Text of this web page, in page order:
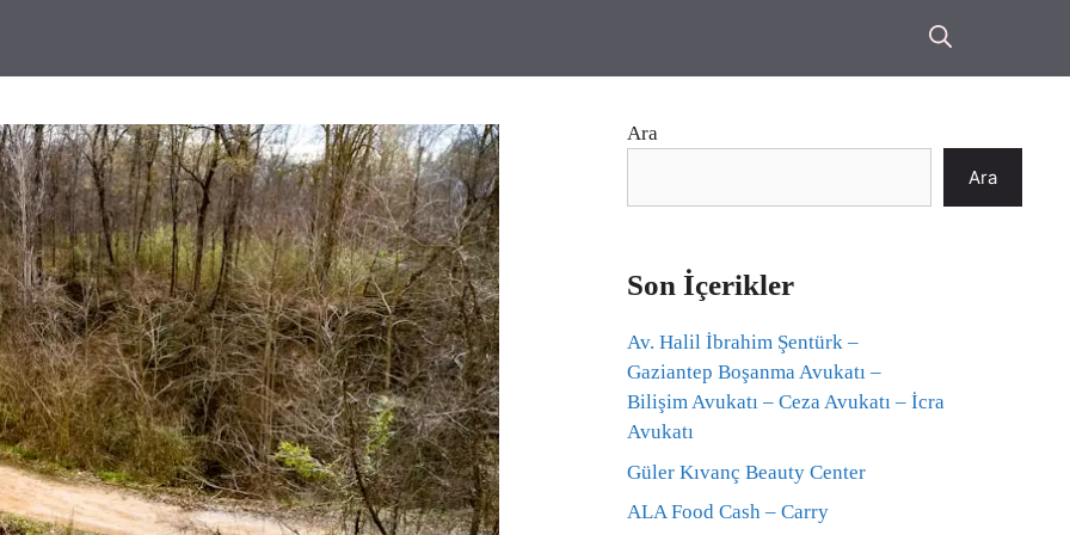
Ara
Ara
Son İçerikler
Av. Halil İbrahim Şentürk –
Gaziantep Boşanma Avukatı –
Bilişim Avukatı – Ceza Avukatı – İcra
Avukatı
Güler Kıvanç Beauty Center
ALA Food Cash – Carry